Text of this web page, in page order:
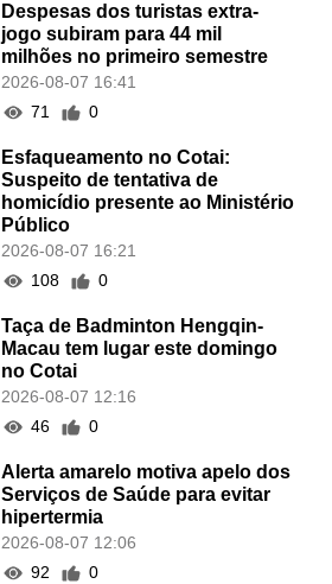
Despesas dos turistas extra-
jogo subiram para 44 mil
milhões no primeiro semestre
2026-08-07 16:41
71
0
Esfaqueamento no Cotai:
Suspeito de tentativa de
homicídio presente ao Ministério
Público
2026-08-07 16:21
108
0
Taça de Badminton Hengqin-
Macau tem lugar este domingo
no Cotai
2026-08-07 12:16
46
0
Alerta amarelo motiva apelo dos
Serviços de Saúde para evitar
hipertermia
2026-08-07 12:06
92
0